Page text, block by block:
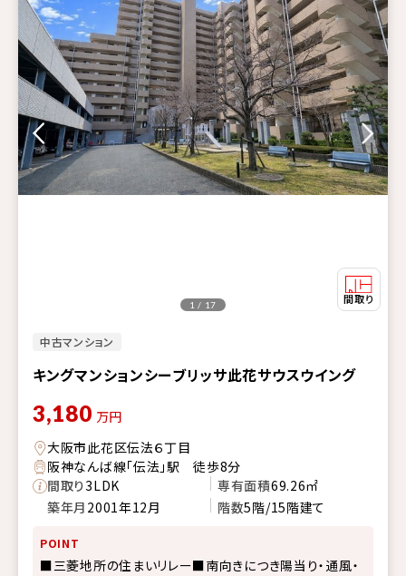
中古マンション
キングマンションシーブリッサ此花サウスウイング
1 / 17
3,180 万円
大阪市此花区伝法６丁目
阪神なんば線「伝法」駅 徒歩8分
間取り3LDK 専有面積69.26㎡
築年月 2001年12月 階数5階/15階建て
POINT
■三菱地所の住まいリレー■南向きにつき陽当り・通風・